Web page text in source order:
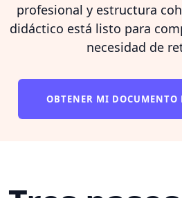
profesional y estructura
didáctico está listo para
necesidad de
OBTENER MI DOCUMENTO